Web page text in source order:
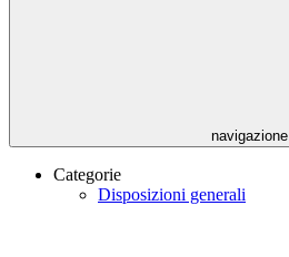
navigazione
Categorie
Disposizioni generali